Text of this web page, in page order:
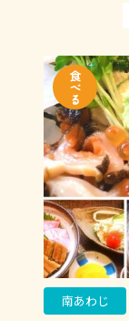
南あわじ